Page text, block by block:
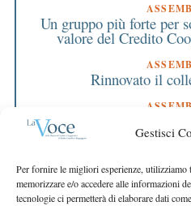
Gestisci
Per fornire le migliori esperienze, utilizziamo
memorizzare e/o accedere alle informazioni
tecnologie ci permetterà di elaborare dati
Un gruppo più forte per
valore del Credito
Rinnovato il
Bilancio approvato
destinati al
Crescere
EDITORIALE